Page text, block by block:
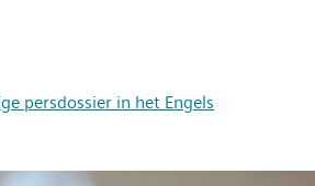
persdossier in het Engels